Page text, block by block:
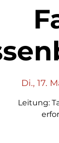
Di., 17.
Leitung: